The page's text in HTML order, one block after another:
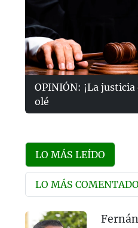
OPINIÓN: ¡La
olé
LO MÁS LEÍDO
LO MÁS COMENTADO